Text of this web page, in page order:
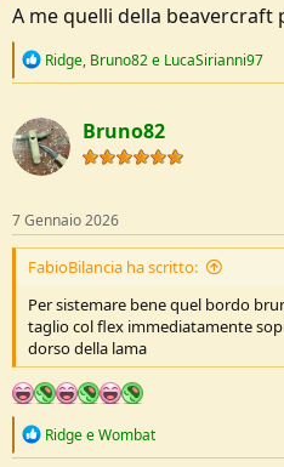
Ci credi se ti dico che mi hai letto
Con la scusa di acquistare lo
figlia l’ho preso anche per me. E ho
Ho poco tempo per andare nei
coltello da bushcraft come il mora
giorno, quando lo avrò disintegrato
investire sull’intaglio. Sto
anche per imparare a riaffilare
passerò a qualcosa di migliore tipo
A me quelli della beavercraft
R
c
t
i
o
s
:
Ridge, Bruno82e LucaSirianni97
Bruno82
7 Gennaio 2026
FabioBilancia ha scritto:
Per sistemare bene quel bordo
taglio col flex immediatamente
dorso della lama
R
RidgeeWombat